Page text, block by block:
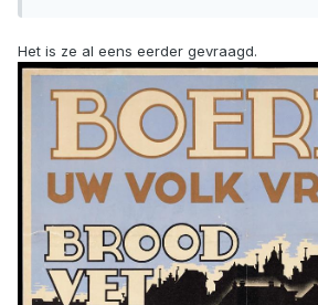
Het is ze al eens eerder gevraagd.